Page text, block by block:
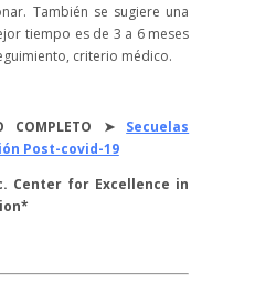
También se sugiere una
tiempo es de 3 a 6 meses
criterio médico.
COMPLETO ➤ Secuelas
Post-covid-19
Center for Excellence in